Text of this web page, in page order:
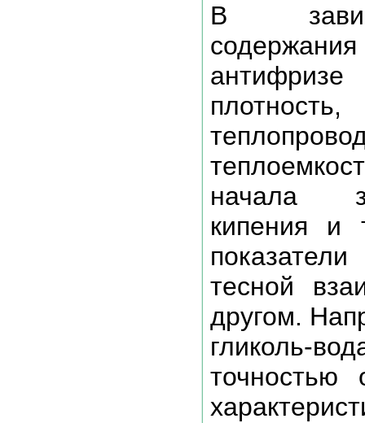
В
содержания
начала
кипения
тесной
другом.
гликоль-
точностью